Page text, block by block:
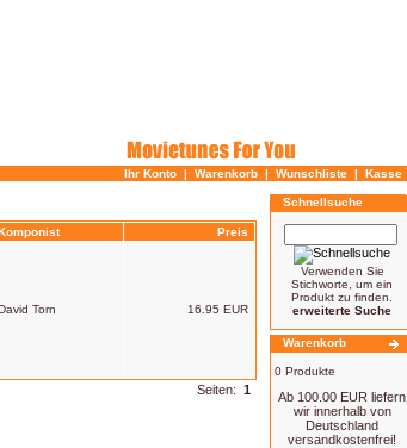
Ihr Konto | Warenkorb | Wunschliste | Kasse
Preis
Torn 16.95 EUR
Seiten: 1
Schnellsuche
Verwenden Sie
Stichworte, um ein
Produkt zu finden.
erweiterte Suche
Warenkorb
0 Produkte
Ab 100.00 EUR liefern
wir innerhalb von
Deutschland
versandkostenfrei!